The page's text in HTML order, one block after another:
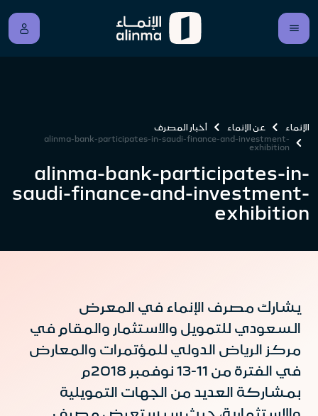
الإنماء عن الإنماء
أخبار المصرف
alinma-bank-participates-in-saudi-finance-and-investment-
exhibition
alinma-bank-participates-in-
saudi-finance-and-investment-
exhibition
يشارك مصرف الإنماء في المعرض
السعودي للتمويل والاستثمار والمقام في
مركز الرياض الدولي للمؤتمرات والمعارض
في الفترة من 11-13 نوفمبر 2018م
بمشاركة العديد من الجهات التمويلية
والاستثمارية، حيث سيستعرض مصرف